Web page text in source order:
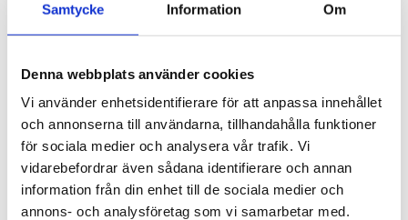
Samtycke Information Om
Denna webbplats använder cookies
Vi använder enhetsidentifierare för att anpassa innehållet
och annonserna till användarna, tillhandahålla funktioner
för sociala medier och analysera vår trafik. Vi
vidarebefordrar även sådana identifierare och annan
information från din enhet till de sociala medier och
annons- och analysföretag som vi samarbetar med.
11 190,00KR